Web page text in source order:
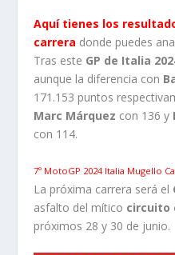
Aquí tienes los
carrera donde puedes
Tras este GP de Italia
aunque la diferencia con
171.153 puntos
Marc Márquez con 136 y
con 114.
7º MotoGP 2024 Italia Mugello
La próxima carrera será el
asfalto del mítico circuito
próximos 28 y 30 de junio.